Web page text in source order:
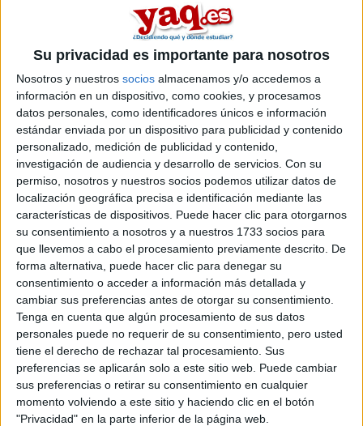
Su privacidad es importante para nosotros
Nosotros y nuestros socios almacenamos y/o accedemos a
información en un dispositivo, como cookies, y procesamos
datos personales, como identificadores únicos e información
estándar enviada por un dispositivo para publicidad y contenido
personalizado, medición de publicidad y contenido,
investigación de audiencia y desarrollo de servicios. Con su
permiso, nosotros y nuestros socios podemos utilizar datos de
localización geográfica precisa e identificación mediante las
características de dispositivos. Puede hacer clic para otorgarnos
su consentimiento a nosotros y a nuestros 1733 socios para
que llevemos a cabo el procesamiento previamente descrito. De
forma alternativa, puede hacer clic para denegar su
consentimiento o acceder a información más detallada y
cambiar sus preferencias antes de otorgar su consentimiento.
Tenga en cuenta que algún procesamiento de sus datos
personales puede no requerir de su consentimiento, pero usted
tiene el derecho de rechazar tal procesamiento. Sus
preferencias se aplicarán solo a este sitio web. Puede cambiar
sus preferencias o retirar su consentimiento en cualquier
momento volviendo a este sitio y haciendo clic en el botón
"Privacidad" en la parte inferior de la página web.
ampliar tu búsqueda a toda España
másters en comercio entre los que puedes elegir. Estos estudios
están asociados a la rama de Ciencias sociales y jurídicas.
Semipresencial |
Máster Universitario en
Comercio Internacional
UNIVERSIDADE DE VIGO (Universidad Pública)
Tipo: Máster
Pídeles información ¡GRATIS!
Seleccionar por provincia
Barcelona(1)
Córdoba(1)
Castellón(1)
Madrid(5)
Murcia(1)
Ourense(1)
Las Palmas (1)
La Rioja(3)
Sevilla(1)
Tarragona(1)
Valladolid (1)